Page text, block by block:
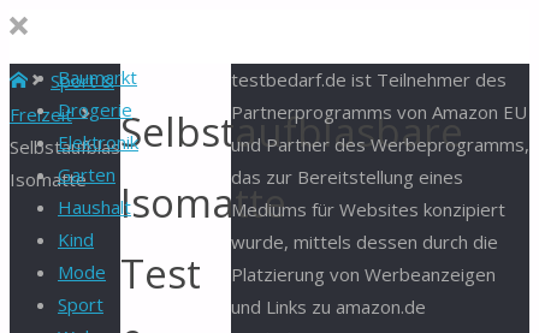
Baumarkt
Drogerie
Elektronik
Garten
Haushalt
Kind
Mode
Sport
StartSport &
Freizeit
Selbstaufblasbare
Isomatte
Selbstaufblasbare
Isomatte
Test
testbedarf.de ist Teilnehmer des
Partnerprogramms von Amazon EU
und Partner des Werbeprogramms,
das zur Bereitstellung eines
Mediums für Websites konzipiert
wurde, mittels dessen durch die
Platzierung von Werbeanzeigen
und Links zu amazon.de